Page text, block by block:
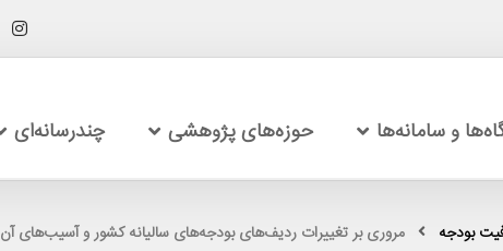
و سامانه‌ها حوزه‌های پژوهشی چندرسانه‌ای
بودجه مروری بر تغییرات ردیف‌های بودجه‌های سالیانه کشور و آسیب‌های آن